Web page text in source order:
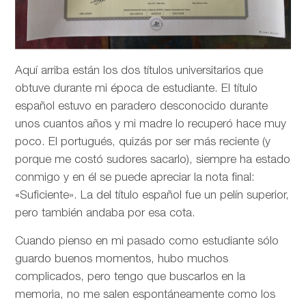
Aquí arriba están los dos títulos universitarios que
obtuve durante mi época de estudiante. El título
español estuvo en paradero desconocido durante
unos cuantos años y mi madre lo recuperó hace muy
poco. El portugués, quizás por ser más reciente (y
porque me costó sudores sacarlo), siempre ha estado
conmigo y en él se puede apreciar la nota final:
«Suficiente». La del título español fue un pelín superior,
pero también andaba por esa cota.
Cuando pienso en mi pasado como estudiante sólo
guardo buenos momentos, hubo muchos
complicados, pero tengo que buscarlos en la
memoria, no me salen espontáneamente como los